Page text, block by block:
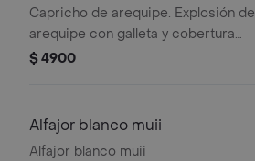
Capricho de arequipe. Explosión de
arequipe con galleta y cobertura
sabor a chocolate, 35g.
$ 4900
Alfajor blanco muii
Alfajor blanco muii